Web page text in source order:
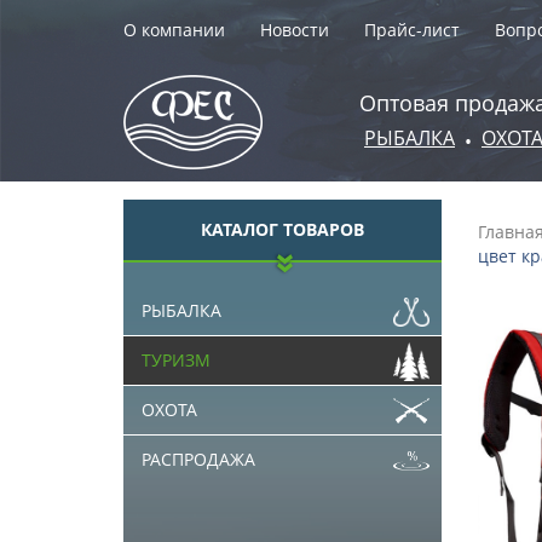
О компании Новости Прайс-лист
Оптовая
РЫБАЛКА • ОХОТА
КАТАЛОГ ТОВАРОВ
РЫБАЛКА
ТУРИЗМ
ОХОТА
РАСПРОДАЖА
Главная
цвет